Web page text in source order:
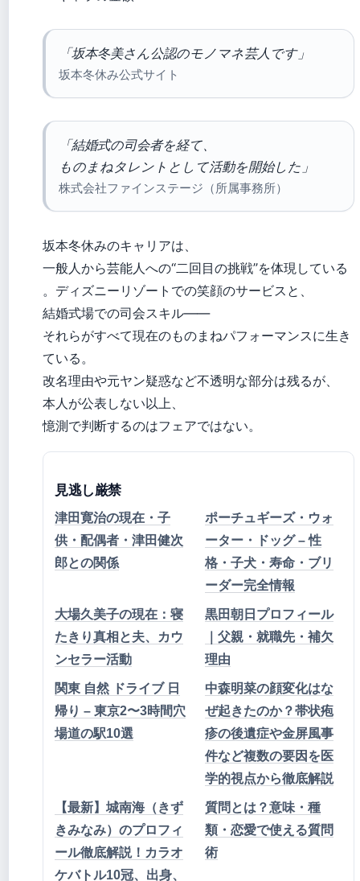
「坂本冬美さん公認のモノマネ芸人です」
坂本冬休み公式サイト
「結婚式の司会者を経て、
ものまねタレントとして活動を開始した」
株式会社ファインステージ（所属事務所）
坂本冬休みのキャリアは、
一般人から芸能人への“二回目の挑戦”を体現している
。ディズニーリゾートでの笑顔のサービスと、
結婚式場での司会スキル——
それらがすべて現在のものまねパフォーマンスに生き
ている。
改名理由や元ヤン疑惑など不透明な部分は残るが、
本人が公表しない以上、
憶測で判断するのはフェアではない。
見逃し厳禁
津田寛治の現在・子
供・配偶者・津田健次
郎との関係
ポーチュギーズ・ウォ
ーター・ドッグ – 性
格・子犬・寿命・ブリ
ーダー完全情報
大場久美子の現在：寝
たきり真相と夫、カウ
ンセラー活動
黒田朝日プロフィール
｜父親・就職先・補欠
理由
関東 自然 ドライブ 日
帰り – 東京2〜3時間穴
場道の駅10選
中森明菜の顔変化はな
ぜ起きたのか？帯状疱
疹の後遺症や金屏風事
件など複数の要因を医
学的視点から徹底解説
【最新】城南海（きず
きみなみ）のプロフィ
ール徹底解説！カラオ
ケバトル10冠、出身、
質問とは？意味・種
類・恋愛で使える質問
術